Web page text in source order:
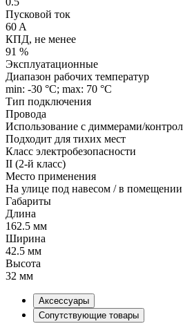
Пусковой ток
60 A
КПД, не менее
91 %
Эксплуатационные
Диапазон рабочих температур
min: -30 °C; max: 70 °C
Тип подключения
Провода
Использование с диммерами/
Подходит для тихих мест
Класс электробезопасности
II (2-й класс)
Место применения
На улице под навесом / в помещении
Габариты
Длина
162.5 мм
Ширина
42.5 мм
Высота
32 мм
Аксессуары
Сопутствующие товары